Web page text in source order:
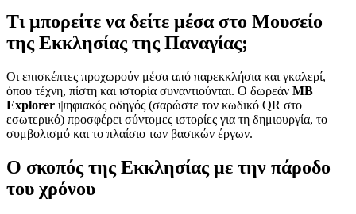
Τι μπορείτε να δείτε μέσα στο Μουσείο
της Εκκλησίας της Παναγίας;
Οι επισκέπτες προχωρούν μέσα από παρεκκλήσια και γκαλερί,
όπου τέχνη, πίστη και ιστορία συναντιούνται. Ο δωρεάν MB
Explorer ψηφιακός οδηγός (σαρώστε τον κωδικό QR στο
εσωτερικό) προσφέρει σύντομες ιστορίες για τη δημιουργία, το
συμβολισμό και το πλαίσιο των βασικών έργων.
Ο σκοπός της Εκκλησίας με την πάροδο
του χρόνου